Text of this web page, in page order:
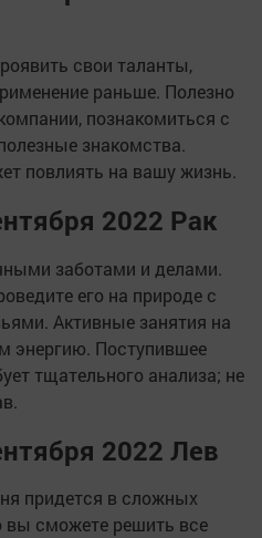
свои таланты,
раньше. Полезно
познакомиться с
знакомства.
повлиять на вашу жизнь.
2022 Рак
заботами и делами.
его на природе с
Активные занятия на
энергию. Поступившее
тщательного анализа; не
2022 Лев
придется в сложных
вы сможете решить все